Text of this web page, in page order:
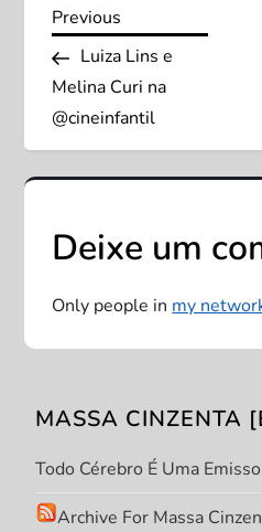
N
a
v
e
g
a
ç
o
d
Previous
Post
Previous
Luiza Lins e
Melina Curi na
@cineinfantil
Deixe um
Only people inmy
MASSA CINZENTA
Todo Cérebro É Uma
Archive For Massa